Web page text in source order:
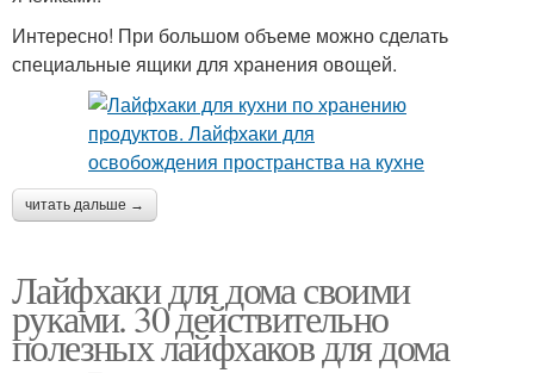
Интересно! При большом объеме можно сделать
специальные ящики для хранения овощей.
читать дальше →
Лайфхаки для дома своими
руками. 30 действительно
полезных лайфхаков для дома